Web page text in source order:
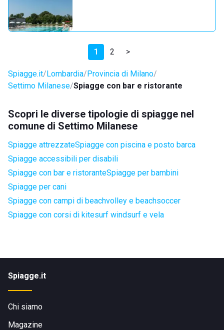
1 2 >
Spiagge.it Lombardia Provincia di Milano
Settimo Milanese Spiagge con bar e ristorante
Scopri le diverse tipologie di spiagge nel
comune di Settimo Milanese
Spiagge attrezzateSpiagge con piscina e posto barca
Spiagge accessibili per disabili
Spiagge con bar e ristoranteSpiagge per bambini
Spiagge per cani
Spiagge con campi di beachvolley e beachsoccer
Spiagge con corsi di kitesurf windsurf e vela
Spiagge.it
Chi siamo
Magazine